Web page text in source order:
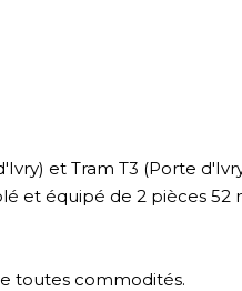
et Tram T3 (Porte
et équipé de 2 pièces 52
toutes commodités.